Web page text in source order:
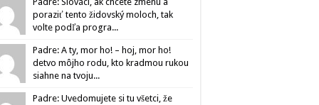
poraziť tento židovský moloch, tak
volte podľa progra...
Padre: A ty, mor ho! – hoj, mor ho!
detvo môjho rodu, kto kradmou rukou
siahne na tvoju...
Padre: Uvedomujete si tu všetci, že